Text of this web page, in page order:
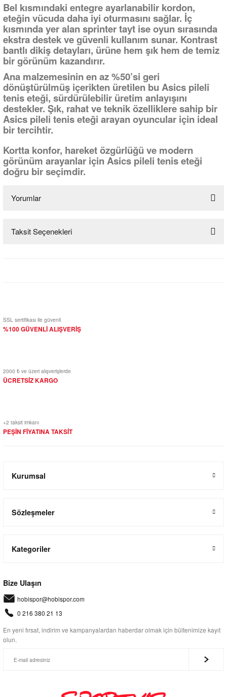
Bel kısmındaki entegre ayarlanabilir kordon,
eteğin vücuda daha iyi oturmasını sağlar. İç
kısmında yer alan sprinter tayt ise oyun sırasında
ekstra destek ve güvenli kullanım sunar. Kontrast
bantlı dikiş detayları, ürüne hem şık hem de temiz
bir görünüm kazandırır.
Ana malzemesinin en az %50’si geri
dönüştürülmüş içerikten üretilen bu Asics pileli
tenis eteği, sürdürülebilir üretim anlayışını
destekler. Şık, rahat ve teknik özelliklere sahip bir
Asics pileli tenis eteği arayan oyuncular için ideal
bir tercihtir.
Kortta konfor, hareket özgürlüğü ve modern
görünüm arayanlar için Asics pileli tenis eteği
doğru bir seçimdir.
Yorumlar
Bu ürüne ilk yorumu siz yapın!
Taksit Seçenekleri
SSL sertifikası ile güvenli
%100 GÜVENLİ ALIŞVERİŞ
2000 ₺ ve üzeri alışverişlerde
ÜCRETSİZ KARGO
+2 taksit imkanı
PEŞİN FİYATINA TAKSİT
Kurumsal
Sözleşmeler
Kategoriler
Bize Ulaşın
hobispor@hobispor.com
0 216 380 21 13
En yeni fırsat, indirim ve kampanyalardan haberdar olmak için bültenimize kayıt
olun.